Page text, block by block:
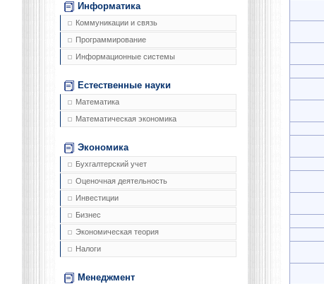
Информатика
Коммуникации и связь
Программирование
Информационные системы
Естественные науки
Математика
Математическая экономика
Экономика
Бухгалтерский учет
Оценочная деятельность
Инвестиции
Бизнес
Экономическая теория
Налоги
Менеджмент